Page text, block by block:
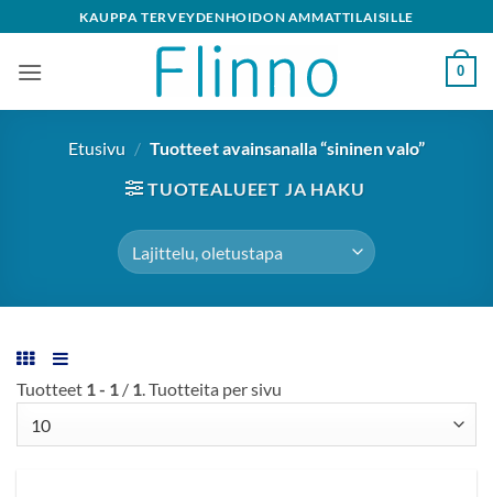
to
content
KAUPPA TERVEYDENHOIDON AMMATTILAISILLE
0
Etusivu / Tuotteet avainsanalla “sininen valo”
TUOTEALUEET JA HAKU
Tuotteet 1 - 1 / 1. Tuotteita per sivu